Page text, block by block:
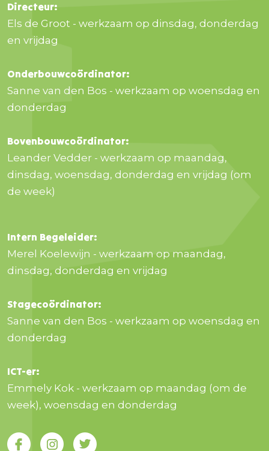
Directeur:
Els de Groot - werkzaam op dinsdag, donderdag
en vrijdag
Onderbouwcoördinator:
Sanne van den Bos - werkzaam op woensdag en
donderdag
Bovenbouwcoördinator:
Leander Vedder - werkzaam op maandag,
dinsdag, woensdag, donderdag en vrijdag (om
de week)
Intern Begeleider:
Merel Koelewijn - werkzaam op maandag,
dinsdag, donderdag en vrijdag
Stagecoördinator:
Sanne van den Bos - werkzaam op woensdag en
donderdag
ICT-er:
Emmely Kok - werkzaam op maandag (om de
week), woensdag en donderdag